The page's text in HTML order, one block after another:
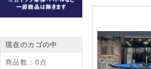
現在のカゴの中
商品数： 0点